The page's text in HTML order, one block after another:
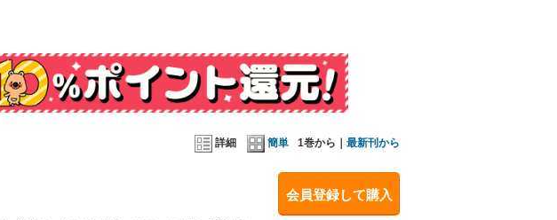
詳細 簡単 1巻から｜ 最新刊から
会員登録して購入